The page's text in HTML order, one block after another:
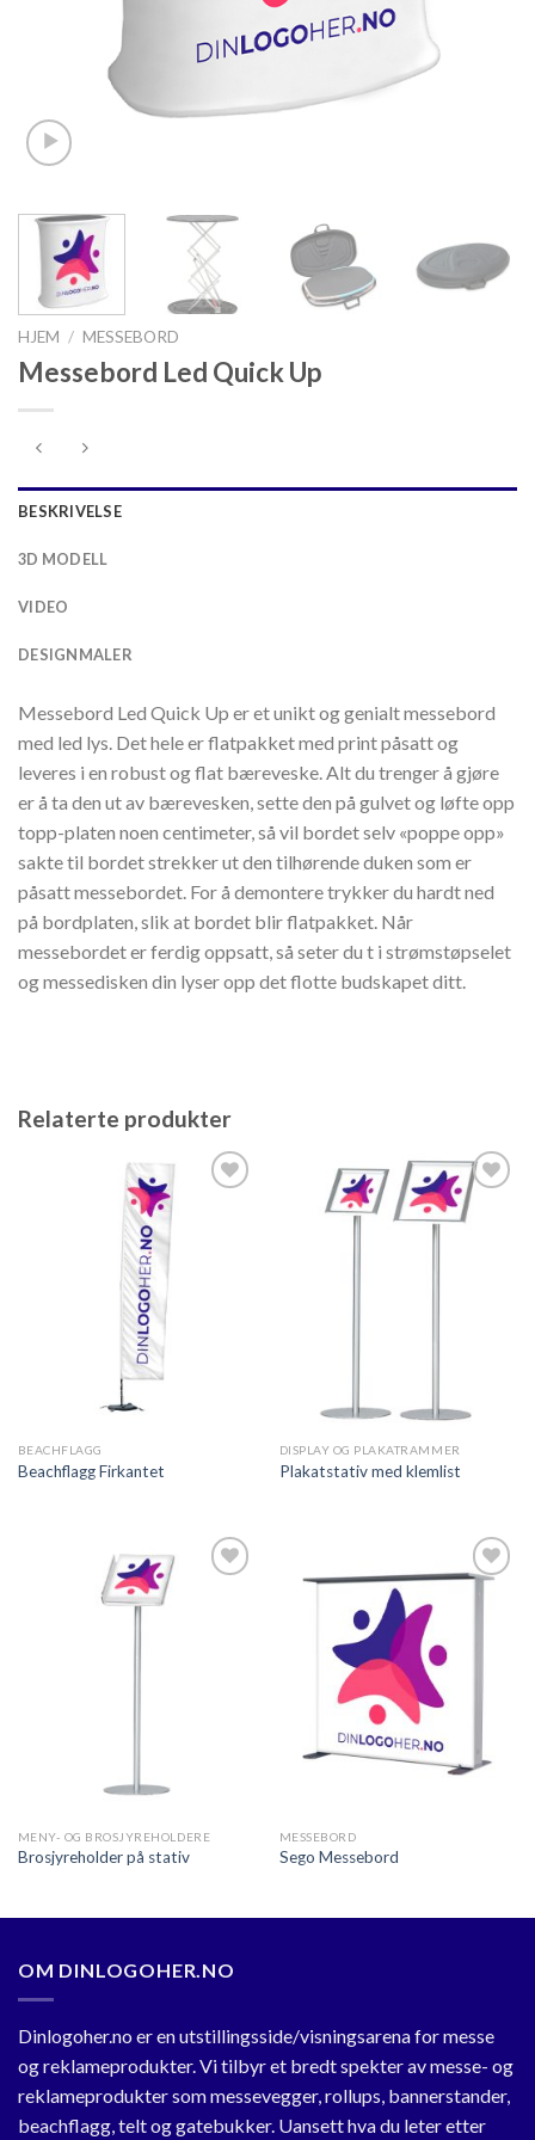
HJEM / MESSEBORD
Messebord Led Quick Up
BESKRIVELSE
3D MODELL
VIDEO
DESIGNMALER
Messebord Led Quick Up er et unikt og genialt messebord
med led lys. Det hele er flatpakket med print påsatt og
leveres i en robust og flat bæreveske. Alt du trenger å gjøre
er å ta den ut av bærevesken, sette den på gulvet og løfte opp
topp-platen noen centimeter, så vil bordet selv «poppe opp»
sakte til bordet strekker ut den tilhørende duken som er
påsatt messebordet. For å demontere trykker du hardt ned
på bordplaten, slik at bordet blir flatpakket. Når
messebordet er ferdig oppsatt, så seter du t i strømstøpselet
og messedisken din lyser opp det flotte budskapet ditt.
Relaterte produkter
BEACHFLAGG
Beachflagg Firkantet
DISPLAY OG PLAKATRAMMER
Plakatstativ med klemlist
MENY- OG BROSJYREHOLDERE
Brosjyreholder på stativ
ønskeliste
MESSEBORD
Sego Messebord
OM DINLOGOHER.NO
Dinlogoher.no er en utstillingsside/visningsarena for messe
og reklameprodukter. Vi tilbyr et bredt spekter av messe- og
reklameprodukter som messevegger, rollups, bannerstander,
beachflagg, telt og gatebukker. Uansett hva du leter etter